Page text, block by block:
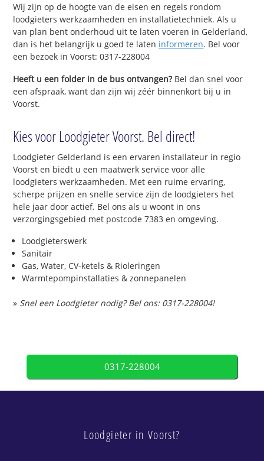
Wij zijn op de hoogte van de eisen en regels rondom
loodgieters werkzaamheden en installatietechniek. Als u
van plan bent onderhoud uit te laten voeren in Gelderland,
dan is het belangrijk u goed te laten informeren. Bel voor
een bezoek in Voorst: 0317-228004
Heeft u een folder in de bus ontvangen?Bel dan snel voor
een afspraak, want dan zijn wij zéér binnenkort bij u in
Voorst.
Kies voor Loodgieter Voorst. Bel direct!
Loodgieter Gelderland is een ervaren installateur in regio
Voorst en biedt u een maatwerk service voor alle
loodgieters werkzaamheden. Met een ruime ervaring,
scherpe prijzen en snelle service zijn de loodgieters het
hele jaar door actief. Bel ons als u woont in ons
verzorgingsgebied met postcode 7383 en omgeving.
Loodgieterswerk
Sanitair
Gas, Water, CV-ketels & Rioleringen
Warmtepompinstallaties & zonnepanelen
» Snel een Loodgieter nodig? Bel ons: 0317-228004!
0317-228004
Loodgieter in Voorst?